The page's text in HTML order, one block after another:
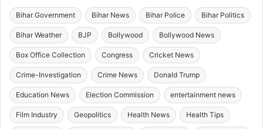
Bihar Government Bihar News Bihar Police Bihar Politics
Bihar Weather BJP Bollywood Bollywood News
Box Office Collection Congress Cricket News
Crime-Investigation Crime News Donald Trump
Education News Election Commission entertainment news
Film Industry Geopolitics Health News Health Tips